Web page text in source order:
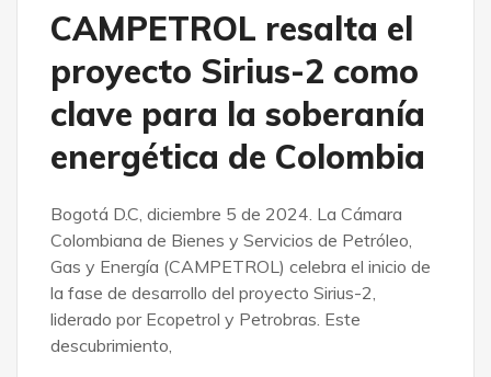
CAMPETROL resalta el
proyecto Sirius-2 como
clave para la soberanía
energética de Colombia
Bogotá D.C, diciembre 5 de 2024. La Cámara
Colombiana de Bienes y Servicios de Petróleo,
Gas y Energía (CAMPETROL) celebra el inicio de
la fase de desarrollo del proyecto Sirius-2,
liderado por Ecopetrol y Petrobras. Este
descubrimiento,